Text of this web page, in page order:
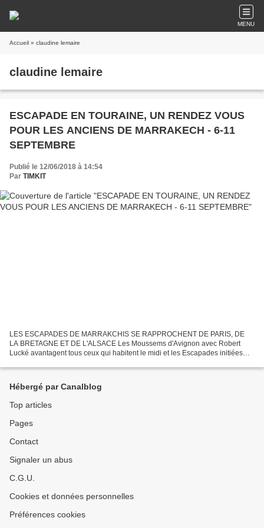
MENU
Accueil » claudine lemaire
claudine lemaire
ESCAPADE EN TOURAINE, UN RENDEZ VOUS
POUR LES ANCIENS DE MARRAKECH - 6-11
SEPTEMBRE
Publié le 12/06/2018 à 14:54
Par TIMKIT
LES ESCAPADES DE MARRAKCHIS SE RAPPROCHENT DE PARIS, DE
LA BRETAGNE ET DE L'ALSACE Les Moussems d'Avignon avec Robert
Lucké avantagent tous ceux qui habitent le midi et les Escapades initiées
Hébergé par Canalblog
Top articles
Pages
Contact
Signaler un abus
C.G.U.
Cookies et données personnelles
Préférences cookies